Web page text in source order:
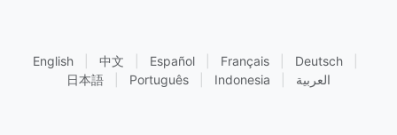
English 中文 Español Français Deutsch
日本語
Português Indonesia العربية